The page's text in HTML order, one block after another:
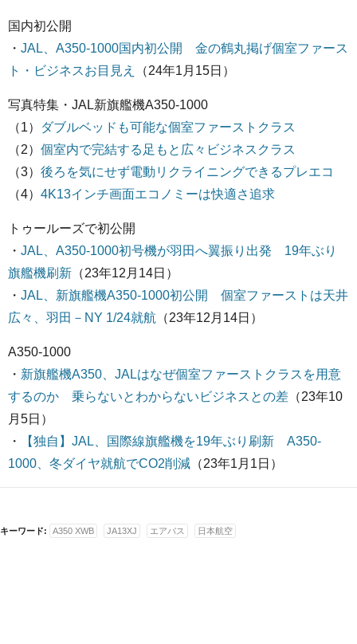
国内初公開
・ JAL、A350-1000国内初公開 金の鶴丸掲げ個室ファース
ト・ビジネスお目見え
（24年1月15日）
写真特集・JAL新旗艦機A350-1000
（1）
ダブルベッドも可能な個室ファーストクラス
（2） 個室内で完結する足もと広々ビジネスクラス
（3） 後ろを気にせず電動リクライニングできるプレエコ
（4） 4K13インチ画面エコノミーは快適さ追求
トゥールーズで初公開
・ JAL、A350-1000初号機が羽田へ翼振り出発 19年ぶり
旗艦機刷新 （23年12月14日）
・ JAL、新旗艦機A350-1000初公開 個室ファーストは天井
広々、羽田－NY 1/24就航 （23年12月14日）
A350-1000
・ 新旗艦機A350、JALはなぜ個室ファーストクラスを用意
するのか 乗らないとわからないビジネスとの差 （23年10
月5日）
・
【独自】JAL、国際線旗艦機を19年ぶり刷新 A350-
1000、冬ダイヤ就航でCO2削減 （23年1月1日）
キーワード: A350 XWB JA13XJ エアバス 日本航空